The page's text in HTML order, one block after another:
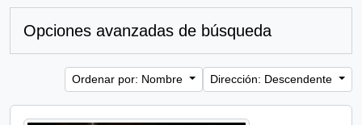
Opciones avanzadas de búsqueda
Ordenar por: Nombre Dirección: Descendente